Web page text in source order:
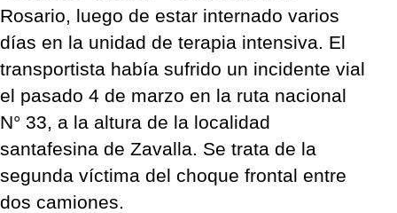
Rosario, luego de estar internado varios
días en la unidad de terapia intensiva. El
transportista había sufrido un incidente vial
el pasado 4 de marzo en la ruta nacional
N° 33, a la altura de la localidad
santafesina de Zavalla. Se trata de la
segunda víctima del choque frontal entre
dos camiones.